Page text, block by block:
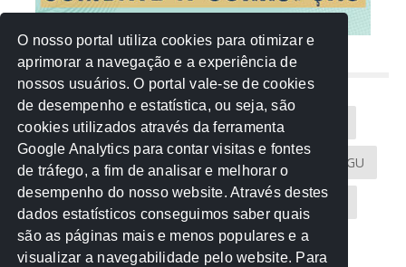
NUVEM DE TAGS
Acontece na Rede AGU AMM
Atricon Audicom CAU-MT CGU
CREA-MT Eventos MPC-MT MPE-MT
MPF Notícias PF PGE-MT PGR
O nosso portal utiliza cookies para otimizar e
aprimorar a navegação e a experiência de
nossos usuários. O portal vale-se de cookies
de desempenho e estatística, ou seja, são
cookies utilizados através da ferramenta
Google Analytics para contar visitas e fontes
de tráfego, a fim de analisar e melhorar o
desempenho do nosso website. Através destes
dados estatísticos conseguimos saber quais
são as páginas mais e menos populares e a
visualizar a navegabilidade pelo website. Para